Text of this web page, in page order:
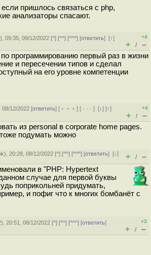
пришлось связаться с php,
анализаторы спасают.
), 09:35, 09/12/2022 [^] [^^] [^^^] [ответить][↑]
+4
+ / –
программированию первый раз в жизни
и пересечении типов и сделал
на его уровне компетенции
08/12/2022 [ответить] [ ﹢﹢﹢] [ · · ·][↓] [↑]
+4
+ / –
из personal в corporate home pages.
подумать можно
), 20:28, 08/12/2022 [^] [^^] [^^^] [ответить][↓]
+ / –
в "PHP: Hypertext
случае для первой буквы
поприкольней придумать,
и пофиг что к многих бомбанёт с
), 20:51, 08/12/2022 [^] [^^] [^^^] [ответить]
+3
+ / –